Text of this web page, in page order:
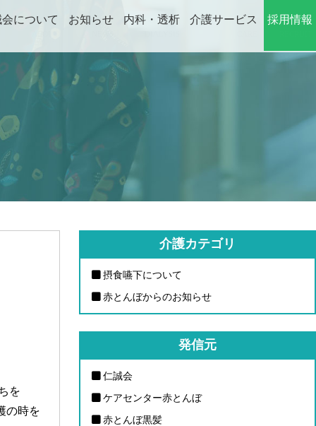
について お知らせ 内科・透析 介護サービス 採用情報
を
の時を
介護カテゴリ
摂食嚥下について
赤とんぼからのお知らせ
発信元
仁誠会
ケアセンター赤とんぼ
赤とんぼ黒髪